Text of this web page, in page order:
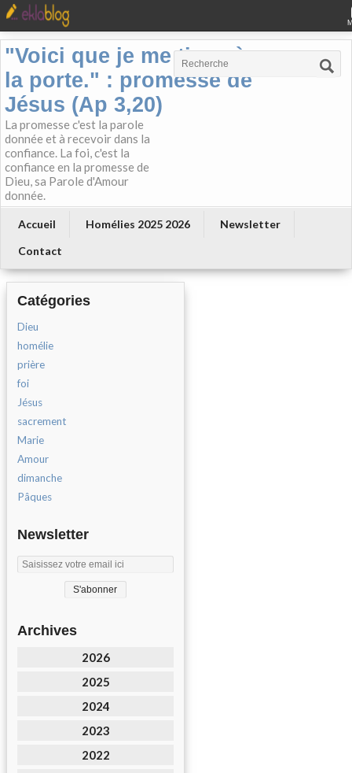
"Voici que je me tiens à
la porte." : promesse de
Jésus (Ap 3,20)
La promesse c'est la parole
donnée et à recevoir dans la
confiance. La foi, c'est la
confiance en la promesse de
Dieu, sa Parole d'Amour
donnée.
Accueil Homélies 2025 2026
Newsletter
Contact
Catégories
Dieu
homélie
prière
foi
Jésus
sacrement
Marie
Amour
dimanche
Pâques
Newsletter
Archives
2026
2025
2024
2023
2022